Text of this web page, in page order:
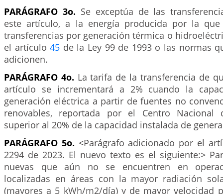
PARÁGRAFO 3o. Se exceptúa de las
este artículo, a la energía producida por la
transferencias por generación térmica o
el artículo45 de la Ley 99 de 1993 o las normas
adicionen.
PARÁGRAFO 4o. La tarifa de la transferencia de
artículo se incrementará a 2% cuando la
generación eléctrica a partir de fuentes no
renovables, reportada por el Centro Nacional
superior al 20% de la capacidad instalada de
PARÁGRAFO 5o. <Parágrafo adicionado por el
2294 de 2023. El nuevo texto es el siguiente:>
nuevas que aún no se encuentren en
localizadas en áreas con la mayor radiación
(mayores a 5 kWh/m2/día) y de mayor velocidad